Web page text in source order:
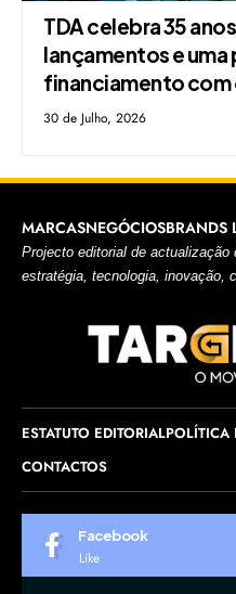
TDA celebra 35
lançamentos e uma
financiamento com
30 de Julho, 2026
MARCASNEGÓCIOSBRANDS
Projecto editorial de actualização
estratégia, tecnologia, inovação,
ESTATUTO EDITORIALPOLÍTICA
CONTACTOS
Facebook
Like